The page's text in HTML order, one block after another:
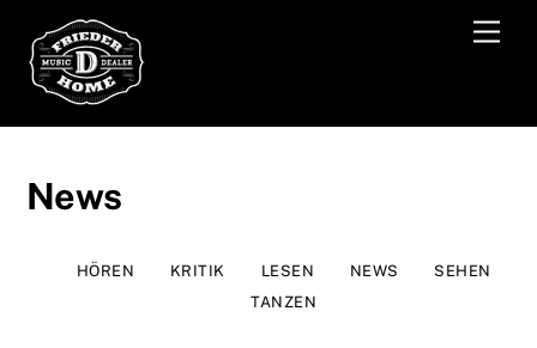
content
News
HÖREN KRITIK LESEN NEWS
SEHEN
TANZEN